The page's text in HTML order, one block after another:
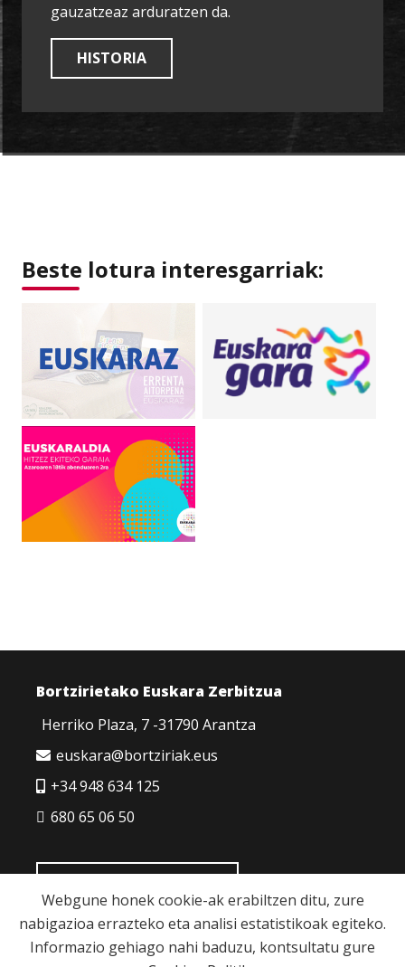
gauzatzeaz arduratzen da.
HISTORIA
Beste lotura interesgarriak:
Bortzirietako Euskara Zerbitzua
Herriko Plaza, 7 -31790 Arantza
euskara@bortziriak.eus
+34 948 634 125
680 65 06 50
Webgune honek cookie-ak erabiltzen ditu, zure
nabigazioa errazteko eta analisi estatistikoak egiteko.
Informazio gehiago nahi baduzu, kontsultatu gure